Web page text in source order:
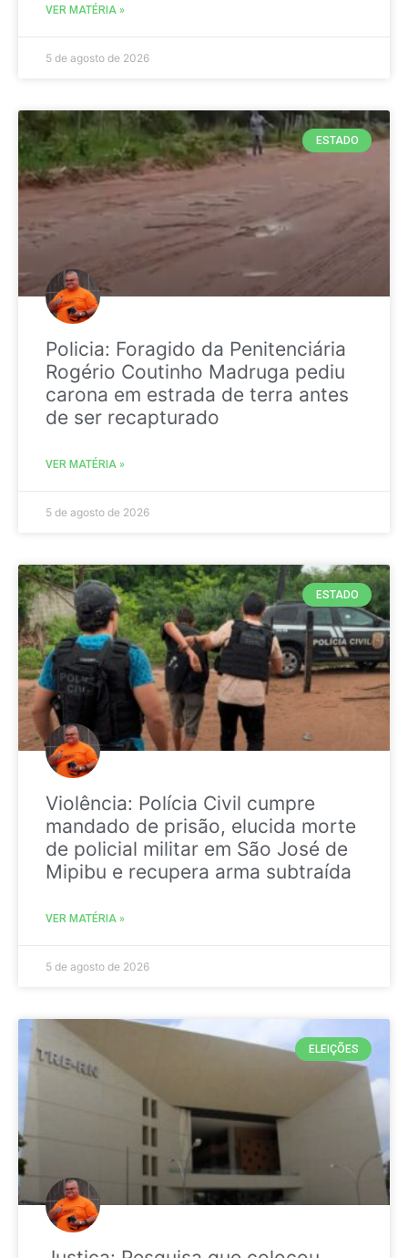
VER MATÉRIA »
5 de agosto de 2026
ESTADO
Policia: Foragido da Penitenciária
Rogério Coutinho Madruga pediu
carona em estrada de terra antes
de ser recapturado
VER MATÉRIA »
5 de agosto de 2026
ESTADO
Violência: Polícia Civil cumpre
mandado de prisão, elucida morte
de policial militar em São José de
Mipibu e recupera arma subtraída
VER MATÉRIA »
5 de agosto de 2026
ELEIÇÕES